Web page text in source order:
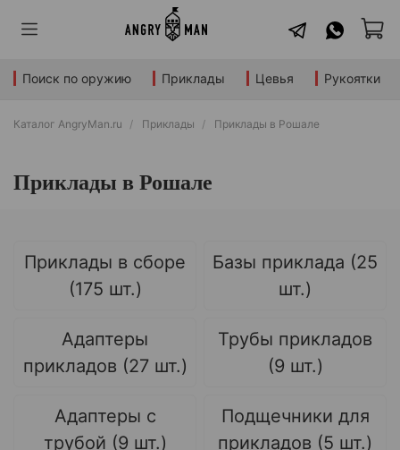
Поиск по оружию Приклады Цевья Рукоятки
Каталог AngryMan.ru Приклады Приклады в Рошале
Приклады в Рошале
Приклады в сборе
(175 шт.)
Базы приклада (25
шт.)
Адаптеры
прикладов (27 шт.)
Трубы прикладов
(9 шт.)
Адаптеры с
трубой (9 шт.)
Подщечники для
прикладов (5 шт.)